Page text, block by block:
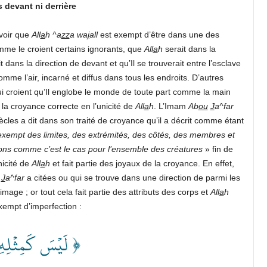
devant ni derrière
queAllah ^azza wajallest exempt d’être dans une des
le croient certains ignorants, queAllah serait dans la
la direction de devant et qu’Il se trouverait entre l’esclave
l’air, incarné et diffus dans tous les endroits. D’autres
croient qu’Il englobe le monde de toute part comme la main
croyance correcte en l’unicité deAllah. L’ImamAbou Ja^far
a dit dans son traité de croyance qu’il a décrit comme étant
des limites, des extrémités, des côtés, des membres et
comme c’est le cas pour l’ensemble des créatures» fin de
deAllah et fait partie des joyaux de la croyance. En effet,
Ja^far a citées ou qui se trouve dans une direction de parmi les
; or tout cela fait partie des attributs des corps etAllah
d’imperfection :
﴿ لَيۡسَ